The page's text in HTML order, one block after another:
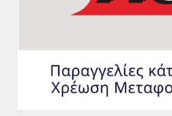
μέχρι να σχηματιστεί πλούσιος
συνήθως στο σώμα
-Καθαρίστε και απολεπίστε με
-Ξεπλύνετε το σφουγγάρι του